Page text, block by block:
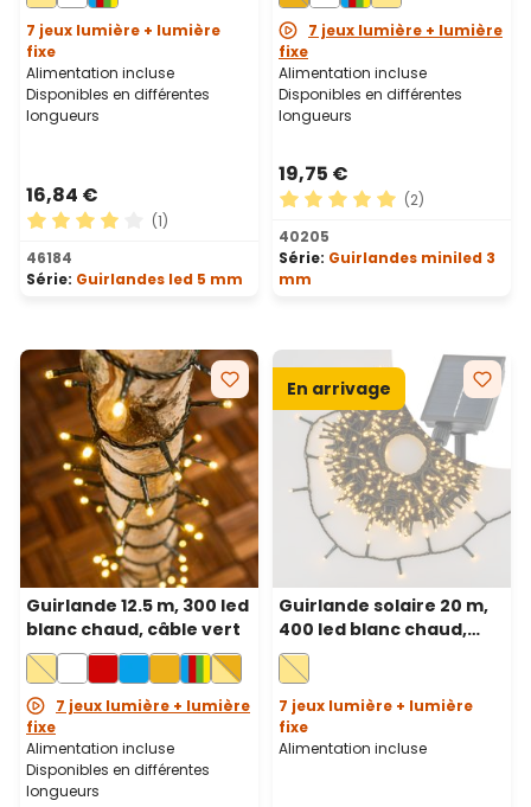
7 jeux lumière + lumière
fixe
Alimentation incluse
Disponibles en différentes
longueurs
16,84 €
Note moyenne de 4 sur 5 étoiles
(1)
46184
Série: Guirlandes led 5 mm
7 jeux lumière + lumière
fixe
Alimentation incluse
Disponibles en différentes
longueurs
19,75 €
Note moyenne de 5 sur 5
(2)
40205
Série: Guirlandes miniled 3
mm
Guirlande 12.5 m, 300 led
blanc chaud, câble vert
7 jeux lumière + lumière
fixe
Alimentation incluse
Disponibles en différentes
longueurs
En arrivage
Guirlande solaire 20 m,
400 led blanc chaud,
câble vert, Power Bank
avec recharge USB
7 jeux lumière + lumière
fixe
Alimentation incluse